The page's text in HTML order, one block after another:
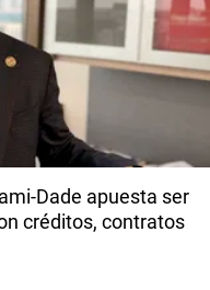
Dade apuesta ser
créditos, contratos